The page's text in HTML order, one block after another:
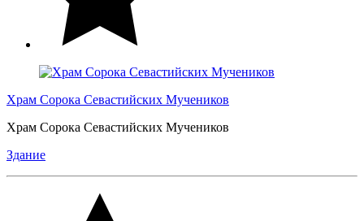
Храм Сорока Севастийских Мучеников
Храм Сорока Севастийских Мучеников
Здание